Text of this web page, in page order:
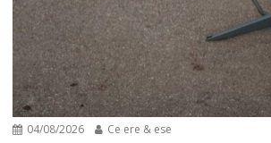
04/08/2026 Ce ere & ese